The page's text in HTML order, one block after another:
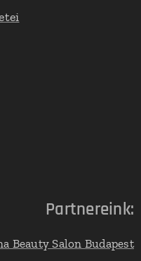
Partnereink:
Beauty Salon Budapest